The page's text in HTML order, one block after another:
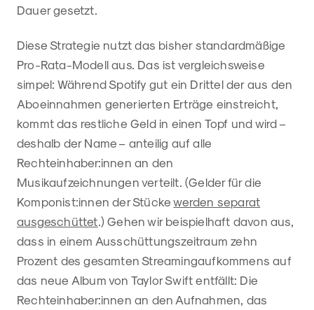
Dauer gesetzt.
Diese Strategie nutzt das bisher standardmäßige
Pro-Rata-Modell aus. Das ist vergleichsweise
simpel: Während Spotify gut ein Drittel der aus den
Aboeinnahmen generierten Erträge einstreicht,
kommt das restliche Geld in einen Topf und wird –
deshalb der Name – anteilig auf alle
Rechteinhaber:innen an den
Musikaufzeichnungen verteilt. (Gelder für die
Komponist:innen der Stückewerden separat
ausgeschüttet.) Gehen wir beispielhaft davon aus,
dass in einem Ausschüttungszeitraum zehn
Prozent des gesamten Streamingaufkommens auf
das neue Album von Taylor Swift entfällt: Die
Rechteinhaber:innen an den Aufnahmen, das